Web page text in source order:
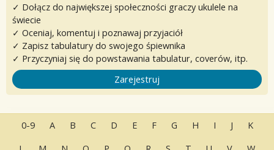
✓ Dołącz do największej społeczności graczy ukulele na
świecie
✓ Oceniaj, komentuj i poznawaj przyjaciół
✓ Zapisz tabulatury do swojego śpiewnika
✓ Przyczyniaj się do powstawania tabulatur, coverów, itp.
Zarejestruj
0-9 A B C D E F G H I J
K